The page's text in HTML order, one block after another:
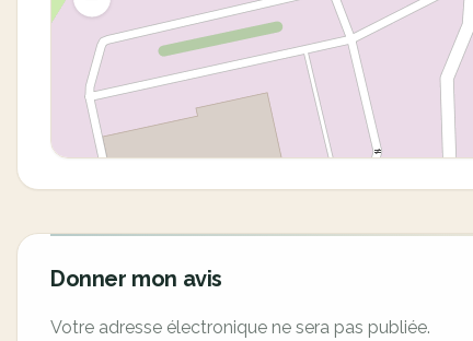
Donner mon avis
Votre adresse électronique ne sera pas publiée.